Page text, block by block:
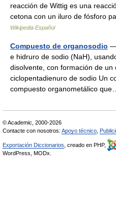
reacción de Wittig es una
cetona con un iluro de fósforo
Wikipedia Español
Compuesto de organosodio —
e hidruro de sodio (NaH),
disolvente, con formación de
ciclopentadienuro de sodio Un
compuesto organometálico
© Academic, 2000-2026
Contacte con nosotros: Apoyo técnico
Exportación Diccionarios , creado en PHP,
WordPress, MODx.